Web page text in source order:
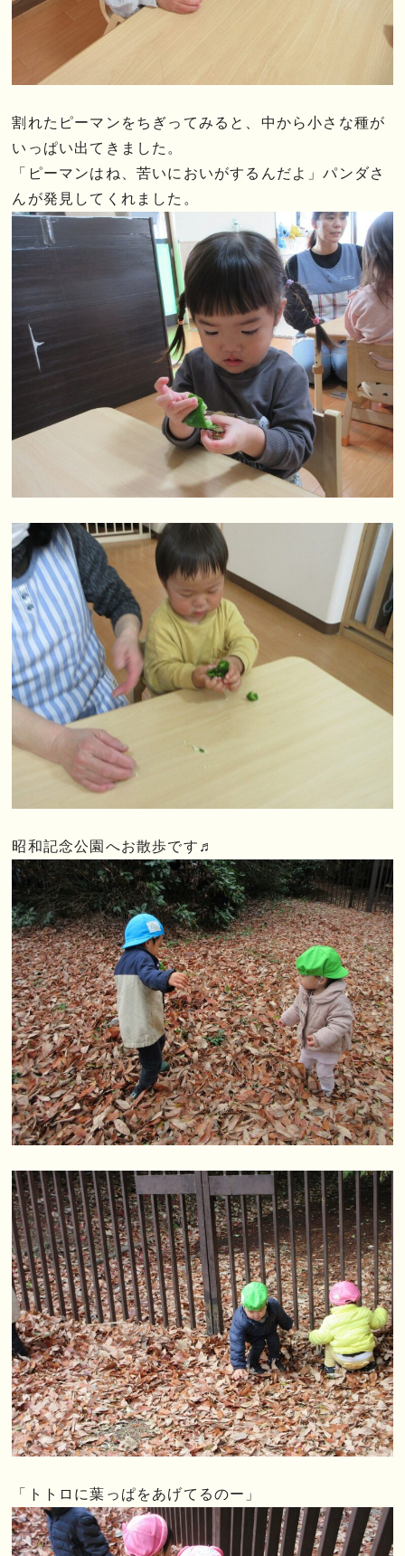
割れたピーマンをちぎってみると、中から小さな種が
いっぱい出てきました。
「ピーマンはね、苦いにおいがするんだよ」パンダさ
んが発見してくれました。
昭和記念公園へお散歩です♬
「トトロに葉っぱをあげてるのー」